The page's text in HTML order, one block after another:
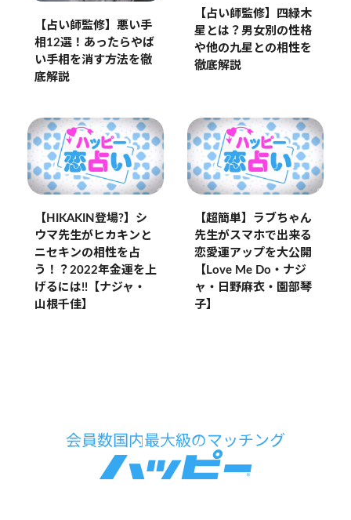
【占い師監修】悪い手
相12選！あったらやば
い手相を消す方法を徹
底解説
【占い師監修】四緑木
星とは？男女別の性格
や他の九星との相性を
徹底解説
【HIKAKIN登場?】シ
ウマ先生がヒカキンと
ニセキンの相性を占
う！？2022年金運を上
げるには!!【ナジャ・
山根千佳】
【超簡単】ラブちゃん
先生がスマホで出来る
恋愛運アップを大公開
【Love Me Do・ナジ
ャ・日野麻衣・園部琴
子】